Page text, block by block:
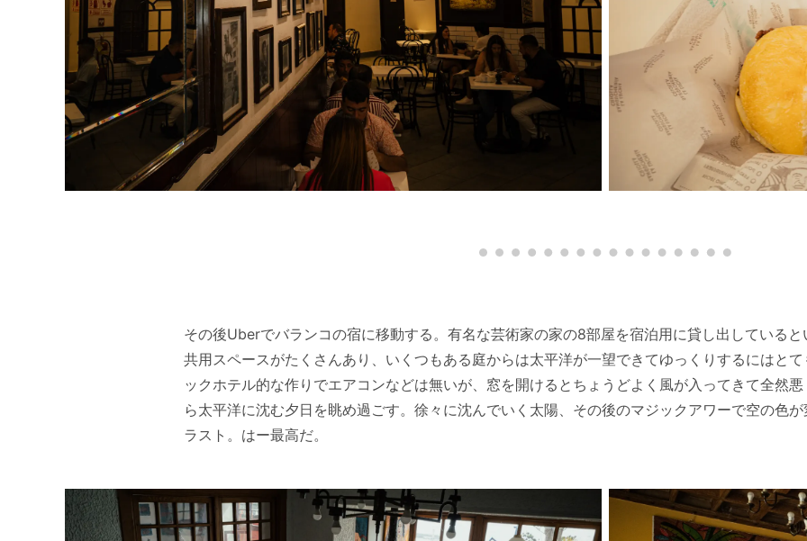
その後Uberでバランコの宿に移動する。有名な芸術家の家の8部屋を宿泊用に貸し出している
共用スペースがたくさんあり、いくつもある庭からは太平洋が一望できてゆっくりするにはと
ックホテル的な作りでエアコンなどは無いが、窓を開けるとちょうどよく風が入ってきて全然
ら太平洋に沈む夕日を眺め過ごす。徐々に沈んでいく太陽、その後のマジックアワーで空の色
ラスト。はー最高だ。